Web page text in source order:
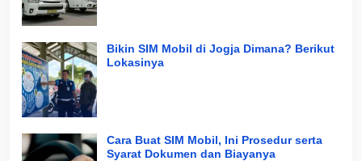
Bikin SIM Mobil di Jogja Dimana? Berikut
Lokasinya
Cara Buat SIM Mobil, Ini Prosedur serta
Syarat Dokumen dan Biayanya